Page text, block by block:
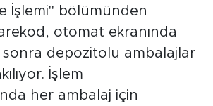
İşlemi" bölümünden
otomat ekranında
depozitolu ambalajlar
İşlem
her ambalaj için